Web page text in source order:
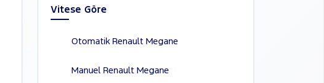
Vitese Göre
Otomatik Renault Megane
Manuel Renault Megane